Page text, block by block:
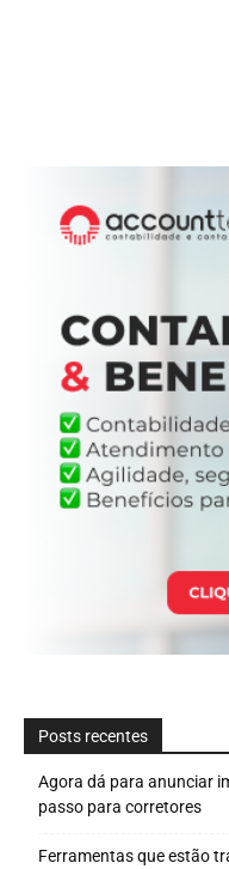
Posts recentes
Agora dá para anunciar
passo para corretores
Ferramentas que estão